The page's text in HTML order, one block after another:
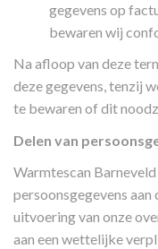
gegevens op
bewaren wij
Na afloop van deze
deze gegevens, tenzij
te bewaren of dit
Delen van
Warmtescan
persoonsgegevens
uitvoering van onze
aan een wettelijke